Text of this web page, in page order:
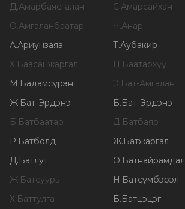
Д.Амарбаясгалан С.Амарсайхан
О.Амгаланбаатар Ч.Анар
А.Ариунзаяа Т.Аубакир
Х.Баасанжаргал Ц.Баатархүү
М.Бадамсүрэн Э.Бат-Амгалан
Ж.Бат-Эрдэнэ Б.Бат-Эрдэнэ
Б.Батбаатар Д.Батбаяр
Р.Батболд Ж.Батжаргал
Д.Батлут О.Батнайрамдал
Ж.Батсуурь Н.Батсүмбэрэл
Х.Баттулга Б.Батцэцэг